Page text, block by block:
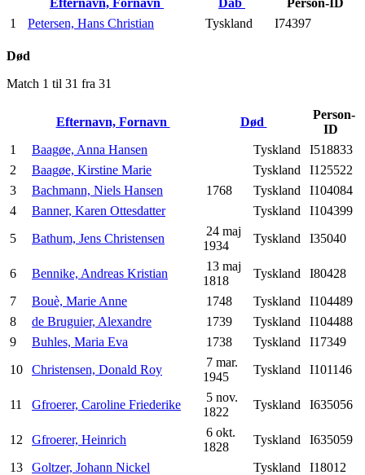
1
Petersen, Hans Christian Tyskland I74397
Død
Match 1 til 31 fra 31
Efternavn, Fornavn Død
Person-
ID
1
Baagøe, Anna Hansen Tyskland
I518833
2
Baagøe, Kirstine Marie Tyskland
I125522
3
Bachmann, Niels Hansen 1768 Tyskland
I104084
4
Banner, Karen Ottesdatter Tyskland
I104399
5
Bathum, Jens Christensen
24 maj
1934
Tyskland I35040
6 Bennike, Andreas Kristian
13 maj
1818
Tyskland
I80428
7
Bouè, Marie Anne 1748 Tyskland
I104489
8
de Bruguier, Alexandre 1739 Tyskland
I104488
9
Buhles, Maria Eva 1738 Tyskland
I17349
10
Christensen, Donald Roy
7 mar.
1945
Tyskland I101146
11 Gfroerer, Caroline Friederike
5 nov.
1822
Tyskland I635056
12 Gfroerer, Heinrich
6 okt.
1828
Tyskland
I635059
13
Goltzer, Johann Nickel Tyskland
I18012